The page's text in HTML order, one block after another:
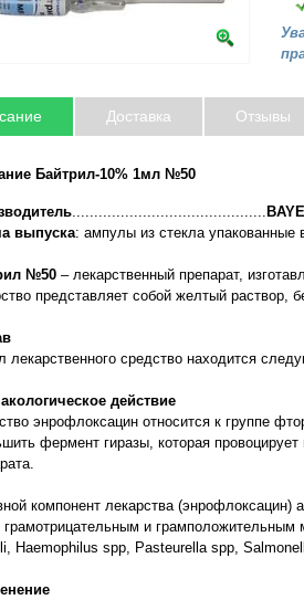
Доставка Отзывы
Байтрил-10% 1мл №50
выпуска: ампулы из стекла упакованные
№50 – лекарственный препарат,
представляет собой желтый раствор,
лекарственного средство находится
действие
энрофлоксацин относится к группе
фермент гиразы, которая
компонент лекарства
грамотрицательным и грамположительным
Haemophilus spp, Pasteurella spp,